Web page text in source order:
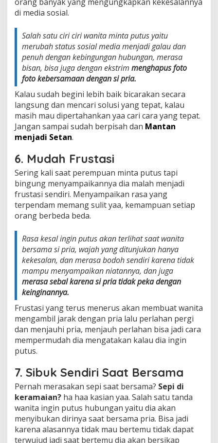
di media sosial.
Salah satu ciri ciri wanita minta putus yaitu
merubah status sosial media menjadi galau dan
penuh dengan kebingungan hubungan, merasa
bisan, bisa juga dengan ekstrim menghapus foto
foto kebersamaan dengan si pria.
Kalau sudah begini lebih baik bicarakan secara
langsung dan mencari solusi yang tepat, kalau
masih mau dipertahankan yaa cari cara yang tepat.
Jangan sampai sudah berpisah dan Mantan
menjadi Setan.
6. Mudah Frustasi
Sering kali saat perempuan minta putus tapi
bingung menyampaikannya dia malah menjadi
frustasi sendiri. Menyampaikan rasa yang
terpendam memang sulit yaa, kemampuan setiap
orang berbeda beda.
Rasa kesal ingin putus akan terlihat saat wanita
bersama si pria, wajah yang ditunjukan hanya
kekesalan, dan merasa bodoh sendiri karena tidak
mampu menyampaikan niatannya, dan juga
merasa sebal karena si pria tidak peka dengan
keinginannya.
Frustasi yang terus menerus akan membuat wanita
mengambil jarak dengan pria lalu perlahan pergi
dan menjauhi pria, menjauh perlahan bisa jadi cara
mempermudah dia mengatakan kalau dia ingin
putus.
7. Sibuk Sendiri Saat Bersama
Pernah merasakan sepi saat bersama? Sepi di
keramaian? ha haa kasian yaa. Salah satu tanda
wanita ingin putus hubungan yaitu dia akan
menyibukan dirinya saat bersama pria. Bisa jadi
karena alasannya tidak mau bertemu tidak dapat
terwujud jadi saat bertemu dia akan bersikap